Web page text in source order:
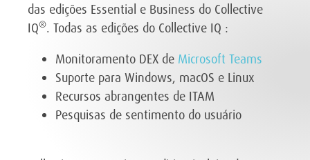
das edições Essential e Business do Collective
IQ®. Todas as edições do Collective IQ :
Monitoramento DEX de Microsoft Teams
Suporte para Windows, macOS e Linux
Recursos abrangentes de ITAM
Pesquisas de sentimento do usuário